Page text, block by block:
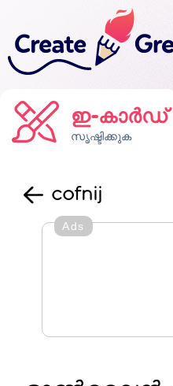
ഇ-കാർഡ്
സൃഷ്ടിക്കുക
cofnij
Ads